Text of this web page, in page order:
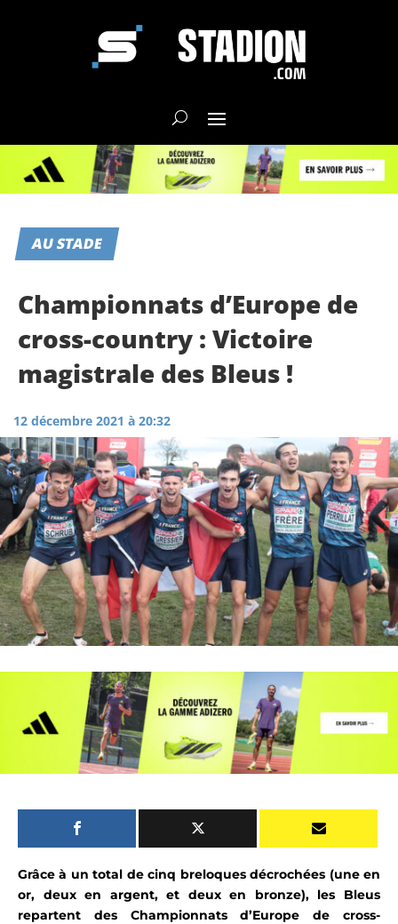
AU STADE
Championnats d’Europe de
cross-country : Victoire
magistrale des Bleus !
12 décembre 2021 à 20:32
Grâce à un total de cinq breloques décrochées (une en
or, deux en argent, et deux en bronze), les Bleus
repartent des Championnats d’Europe de cross-